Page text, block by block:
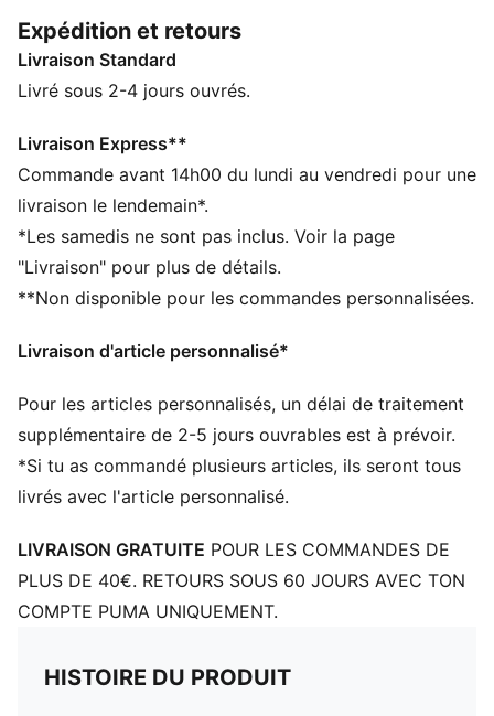
conçus pour que tu te sentes bien toute la journée.
CARACTÉRISTIQUES + AVANTAGES
Confectionné avec un minimum de 50 % de matériaux
DÉTAILS
Coupe : Régulière
Matière principale : Tissu éponge
Longueur : Longueur au genou
Taille : moyen
Poches : Poche latérale
PUMA Enfant et Adolescent : recommandé pour les
Expédition et retours
Livraison Standard
Livré sous 2-4 jours ouvrés.
Livraison Express**
Commande avant 14h00 du lundi au vendredi pour une
livraison le lendemain*.
*Les samedis ne sont pas inclus. Voir la page
"Livraison" pour plus de détails.
**Non disponible pour les commandes personnalisées.
Livraison d'article personnalisé*
Pour les articles personnalisés, un délai de traitement
supplémentaire de 2-5 jours ouvrables est à prévoir.
*Si tu as commandé plusieurs articles, ils seront tous
livrés avec l'article personnalisé.
LIVRAISON GRATUITE POUR LES COMMANDES DE
PLUS DE 40€. RETOURS SOUS 60 JOURS AVEC TON
COMPTE PUMA UNIQUEMENT.
HISTOIRE DU PRODUIT